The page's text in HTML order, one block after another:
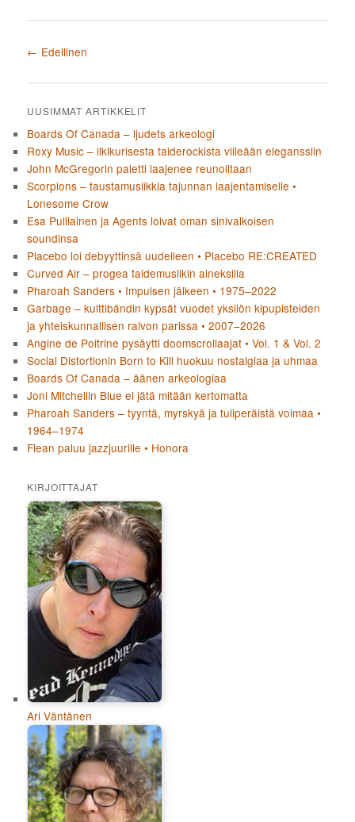
Artikkelien selaus
← Edellinen
UUSIMMAT ARTIKKELIT
Boards Of Canada – ljudets arkeologi
Roxy Music – ilkikurisesta taiderockista viileään eleganssiin
John McGregorin paletti laajenee reunoiltaan
Scorpions – taustamusiikkia tajunnan laajentamiselle •
Lonesome Crow
Esa Pulliainen ja Agents loivat oman sinivalkoisen
soundinsa
Placebo loi debyyttinsä uudelleen • Placebo RE:CREATED
Curved Air – progea taidemusiikin aineksilla
Pharoah Sanders • Impulsen jälkeen • 1975–2022
Garbage – kulttibändin kypsät vuodet yksilön kipupisteiden
ja yhteiskunnallisen raivon parissa • 2007–2026
Angine de Poitrine pysäytti doomscrollaajat • Vol. 1 & Vol. 2
Social Distortionin Born to Kill huokuu nostalgiaa ja uhmaa
Boards Of Canada – äänen arkeologiaa
Joni Mitchellin Blue ei jätä mitään kertomatta
Pharoah Sanders – tyyntä, myrskyä ja tuliperäistä voimaa •
1964–1974
Flean paluu jazzjuurille • Honora
KIRJOITTAJAT
Ari Väntänen